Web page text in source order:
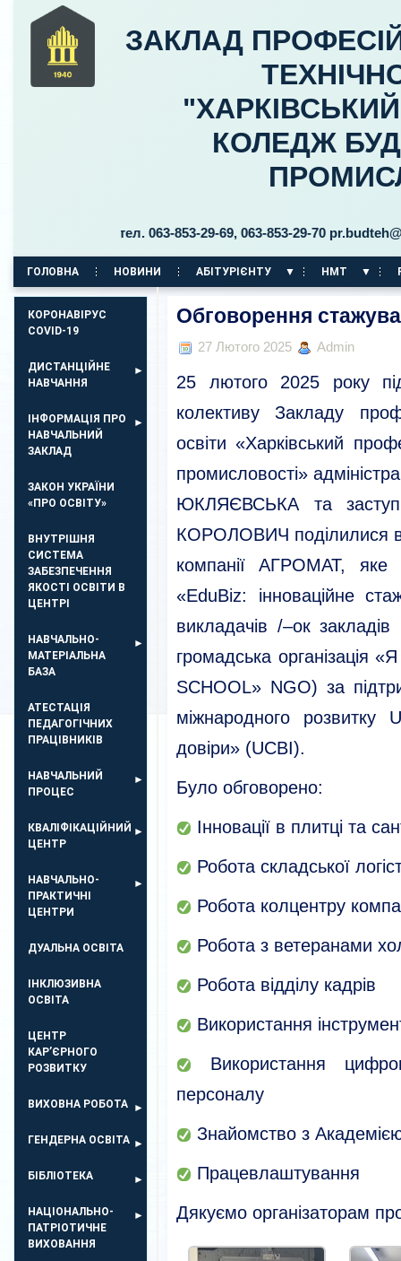
ЗАКЛАД
КОЛЕДЖ
30 тел. 063-853-29-69, 063-853-29-70
ГОЛОВНА НОВИНИ АБІТУРІЄНТУ НМТ
КОРОНАВІРУС
COVID-19
ДИСТАНЦІЙНЕ
НАВЧАННЯ
ІНФОРМАЦІЯ ПРО
НАВЧАЛЬНИЙ
ЗАКЛАД
ЗАКОН УКРАЇНИ
«ПРО ОСВІТУ»
ВНУТРІШНЯ
СИСТЕМА
ЗАБЕЗПЕЧЕННЯ
ЯКОСТІ ОСВІТИ В
ЦЕНТРІ
НАВЧАЛЬНО-
МАТЕРІАЛЬНА
БАЗА
АТЕСТАЦІЯ
ПЕДАГОГІЧНИХ
ПРАЦІВНИКІВ
НАВЧАЛЬНИЙ
ПРОЦЕС
КВАЛІФІКАЦІЙНИЙ
ЦЕНТР
НАВЧАЛЬНО-
ПРАКТИЧНІ
ЦЕНТРИ
ДУАЛЬНА ОСВІТА
ІНКЛЮЗИВНА
ОСВІТА
ЦЕНТР
КАР’ЄРНОГО
РОЗВИТКУ
ВИХОВНА РОБОТА
ГЕНДЕРНА ОСВІТА
БІБЛІОТЕКА
НАЦІОНАЛЬНО-
ПАТРІОТИЧНЕ
ВИХОВАННЯ
Обговорення
27 Лютого 2025 Admin
25 лютого 2025 року
колективу Закладу
освіти «Харківський
промисловості»
ЮКЛЯЄВСЬКА та
КОРОЛОВИЧ поділилися
компанії АГРОМАТ, яке
«EduBiz: інноваційне
викладачів /–ок
громадська
SCHOOL» NGO) за
міжнародного розвитку
довіри» (UCBI).
Було обговорено:
Інновації в плитці та
Робота складської
Робота колцентру
Робота з ветеранами
Робота відділу кадрів
Використання
Використання
персоналу
Знайомство з
Працевлаштування
Дякуємо організаторам